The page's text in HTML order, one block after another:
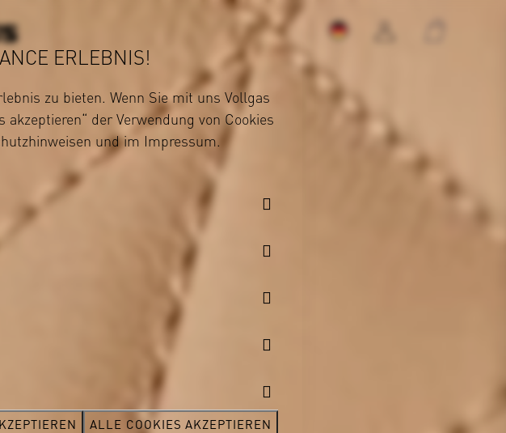
ERLEBNIS!
zu bieten. Wenn Sie mit uns Vollgas
der Verwendung von Cookies
und im Impressum.
ALLE COOKIES AKZEPTIEREN